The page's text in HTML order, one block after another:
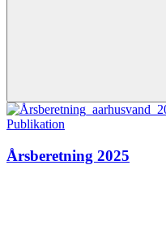
Publikation
Årsberetning 2025